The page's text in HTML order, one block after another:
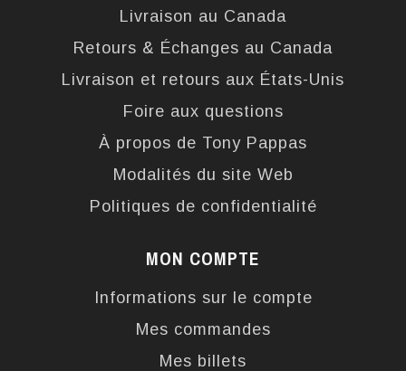
Livraison au Canada
Retours & Échanges au Canada
Livraison et retours aux États-Unis
Foire aux questions
À propos de Tony Pappas
Modalités du site Web
Politiques de confidentialité
MON COMPTE
Informations sur le compte
Mes commandes
Mes billets